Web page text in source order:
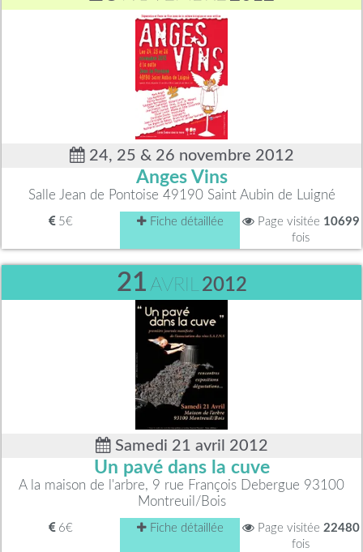
24, 25 & 26 novembre 2012
Anges Vins
Salle Jean de Pontoise 49190 Saint Aubin de Luigné
5€ Fiche détaillée Page visitée 10699
fois
21 AVRIL 2012
Samedi 21 avril 2012
Un pavé dans la cuve
A la maison de l'arbre, 9 rue François Debergue 93100
Montreuil/Bois
6€ Fiche détaillée Page visitée 22480
fois